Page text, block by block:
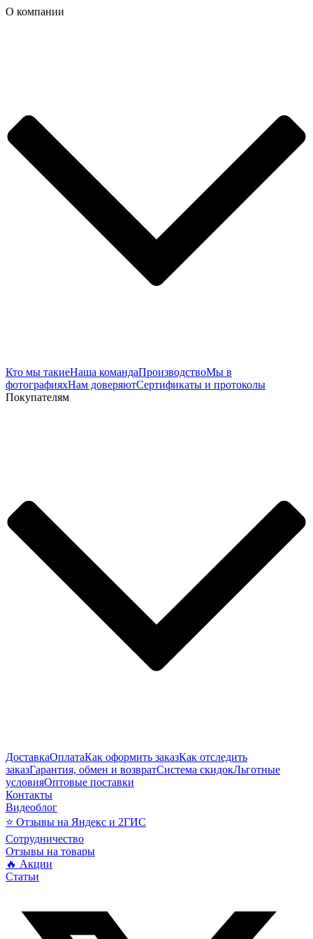
О компании
Кто мы такиеНаша командаПроизводствоМы в
фотографияхНам доверяютСертификаты и протоколы
Покупателям
ДоставкаОплатаКак оформить заказКак отследить
заказГарантия, обмен и возвратСистема скидокЛьготные
условияОптовые поставки
Контакты
Видеоблог
⭐ Отзывы на Яндекс и 2ГИС
Сотрудничество
Отзывы на товары
🔥 Акции
Статьи